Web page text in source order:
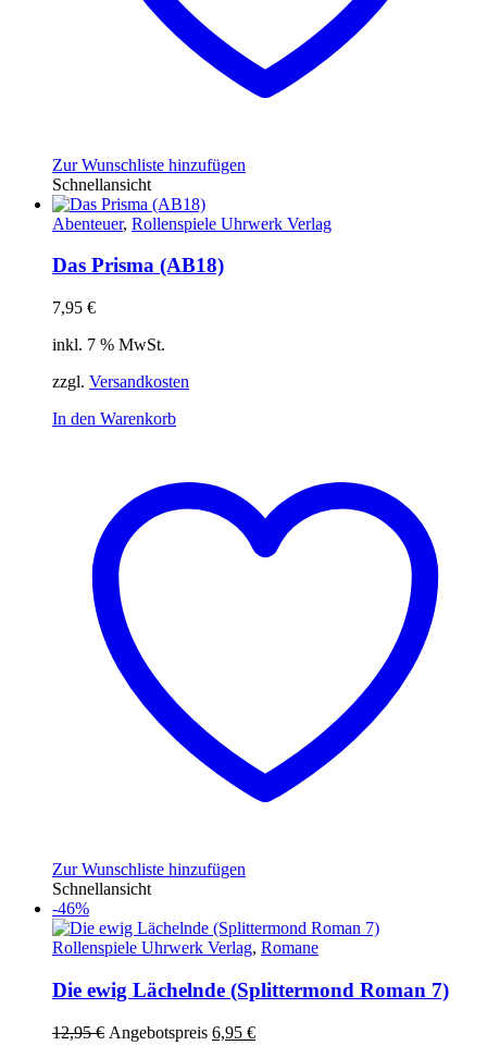
Zur Wunschliste hinzufügen
Schnellansicht
Abenteuer, Rollenspiele Uhrwerk Verlag
Das Prisma (AB18)
7,95 €
inkl. 7 % MwSt.
zzgl. Versandkosten
In den Warenkorb
Zur Wunschliste hinzufügen
Schnellansicht
-46%
Rollenspiele Uhrwerk Verlag, Romane
Die ewig Lächelnde (Splittermond Roman 7)
12,95€ Ursprünglicher
Angebotspreis 6,95 €Aktueller